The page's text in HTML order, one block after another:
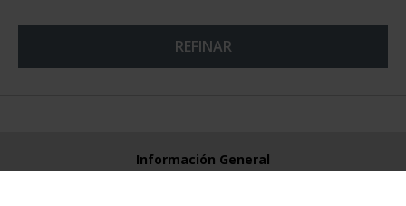
REFINAR
Información General